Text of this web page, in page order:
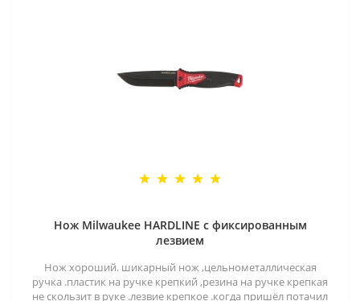
Нож Milwaukee HARDLINE с фиксированным
лезвием
Нож хороший. шикарный нож ,цельнометаллическая
ручка .пластик на ручке крепкий ,резина на ручке крепкая
не скользит в руке .лезвие крепкое .когда пришёл потачил